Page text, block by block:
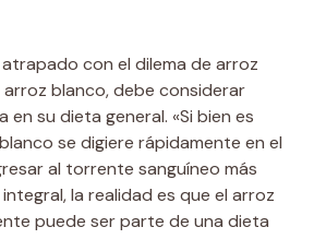
con el dilema de arroz
blanco, debe considerar
en su dieta general. «Si bien es
se digiere rápidamente en el
al torrente sanguíneo más
la realidad es que el arroz
puede ser parte de una dieta